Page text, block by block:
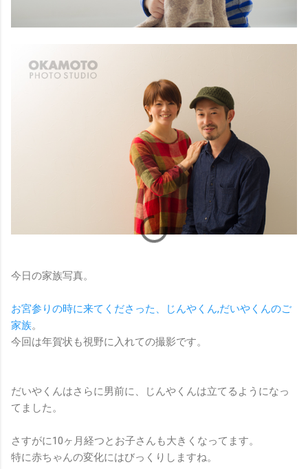
今日の家族写真。
お宮参りの時に来てくださった、じんやくん,だいやくんのご
家族。
今回は年賀状も視野に入れての撮影です。
だいやくんはさらに男前に、じんやくんは立てるようになっ
てました。
さすがに10ヶ月経つとお子さんも大きくなってます。
特に赤ちゃんの変化にはびっくりしますね。